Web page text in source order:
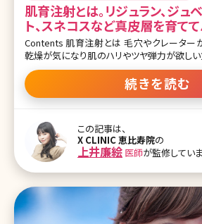
肌育注射とは。リジュラン、ジュ
ト、スネコスなど真皮層を育て
肌へ導く! 肌のお悩みごとに解説
Contents 肌育注射とは 毛穴やクレーターが全体的に気になる方
乾燥が気になり肌のハリやツヤ弾力が欲しい
ので持続重視の方 目元のケアだけピンポイ
赤ちゃんのようなもちもちっとした弾力のあ
一度でもそう思ったことがある方は多いの
がなくなってきたと悩む方によく相談される
目や花粉の時期など肌が揺らぎやすい時期
になったりもしますよね。今回の記事はそん
内容です。 まず、肌はいくつかの層になっており、真皮層という部分が
肌の深部にあるのですが、その部分にある
ーゲン
続きを読む
この記事は、
X CLINIC 恵比寿院の
上井廉絵 医師が監修していま